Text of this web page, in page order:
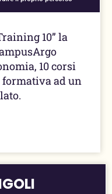
10” la
10 corsi
ad un